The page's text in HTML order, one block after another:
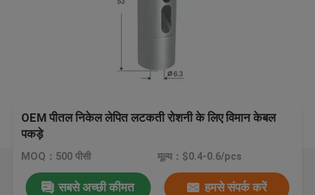
OEM पीतल निकेल लेपित लटकती रोशनी के लिए विमान केबल
पकड़े
MOQ：500 पीसी मूल्य：$0.4-0.6/pcs
सबसे अच्छी कीमत हमसे संपर्क करें